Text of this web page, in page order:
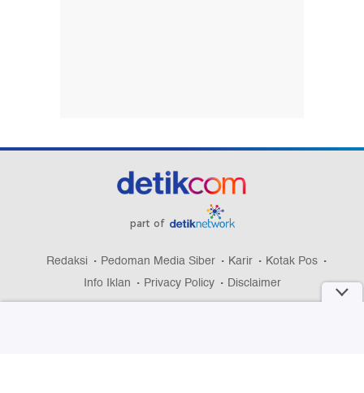
part of
Redaksi Pedoman Media Siber Karir
Kotak Pos
Info Iklan
Privacy Policy Disclaimer